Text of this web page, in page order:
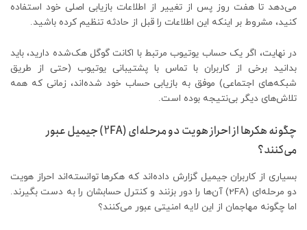
می‌دهد تا هفت روز پس از تغییر از اطلاعات بازیابی اصلی خود استفاده
کنید، مشروط بر اینکه این اطلاعات را قبل از حادثه تنظیم کرده باشید.
در نهایت، اگر یک حساب یوتیوب مرتبط با اکانت گوگل هک‌شده دارید، باید
بدانید برخی از کاربران با تماس با پشتیبانی یوتیوب (حتی از طریق
شبکه‌های اجتماعی) موفق به بازیابی حساب خود شده‌اند، زمانی که همه
تلاش‌های دیگر بی‌نتیجه بوده است.
چگونه هکرها از احراز هویت دو مرحله‌ای (2FA) جیمیل عبور
می‌کنند؟
بسیاری از کاربران جیمیل گزارش داده‌اند که هکرها توانسته‌اند احراز هویت
دو مرحله‌ای (2FA) آن‌ها را دور بزنند و کنترل حسابشان را به دست بگیرند.
اما چگونه مهاجمان از این لایه امنیتی عبور می‌کنند؟